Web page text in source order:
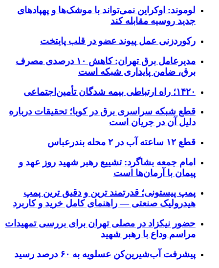
لوموند: اوکراین نمی‌تواند با موشک‌ها و پهپادهای
جدید روسیه مقابله کند
رکوردزنی عمل پیوند عضو در قلب پایتخت
مدیرعامل برق تهران: کاهش ۱۰ درصدی مصرف
برق، ضامن پایداری شبکه است
۱۴۲۰؛ راه ارتباطی بیمه شدگان تأمین‌اجتماعی
قطع شبکه سراسری برق در کوبا؛ تحقیقات درباره
دلیل آن در جریان است
قطع ۱۲ ساعته آب در ۲ محله بندرعباس
امام جمعه بشاگرد: تشییع رهبر شهید روز عهد و
پیمان با آرمان‌ها است
پمپ پیستونی؛ قدرتمند ترین و دقیق‌ ترین پمپ
هیدرولیک صنعتی — راهنمای کامل خرید و کاربرد
حضور نیکزاد در مصلی تهران برای بررسی تمهیدات
مراسم وداع با رهبر شهید
پیشرفت آب‌شیرین‌کن عسلویه به ۶۰ درصد رسید